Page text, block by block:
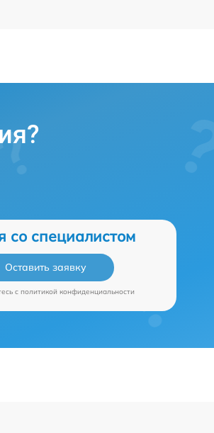
со специалистом
Оставить заявку
c политикой конфиденциальности